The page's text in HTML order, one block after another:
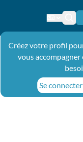
Créez votre profil
vous
Se